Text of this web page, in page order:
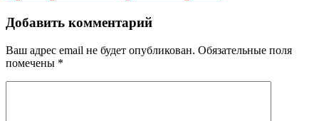
Добавить комментарий
Ваш адрес email не будет опубликован. Обязательные поля
помечены *